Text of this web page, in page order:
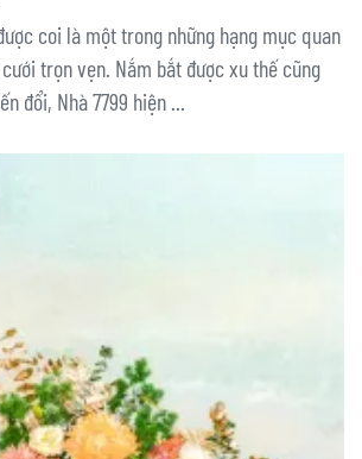
coi là một trong những hạng mục quan
trọn vẹn. Nắm bắt được xu thế cũng
đổi, Nhà 7799 hiện ...